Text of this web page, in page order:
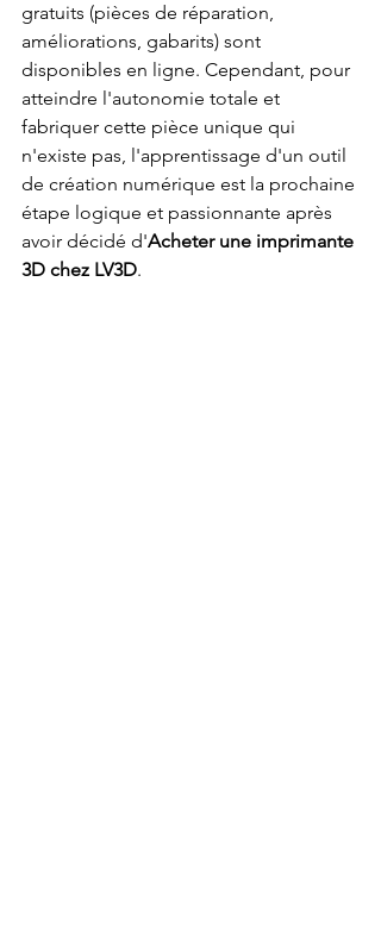
gratuits (pièces de réparation,
améliorations, gabarits) sont
disponibles en ligne. Cependant, pour
atteindre l'autonomie totale et
fabriquer cette pièce unique qui
n'existe pas, l'apprentissage d'un outil
de création numérique est la prochaine
étape logique et passionnante après
avoir décidé d'Acheter une imprimante
3D chez LV3D.